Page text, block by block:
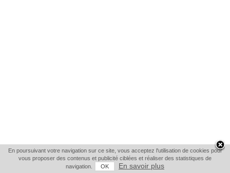
En poursuivant votre navigation sur ce site, vous acceptez l'utilisation de cookies pour
vous proposer des contenus et publicité ciblées et réaliser des statistiques de
navigation.
OK En savoir plus